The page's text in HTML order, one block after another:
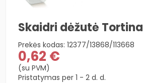
Skaidri dėžutė Tortina
Prekės kodas: 12377/13868/113668
0,62 €
(su PVM)
Pristatymas per 1 - 2 d. d.